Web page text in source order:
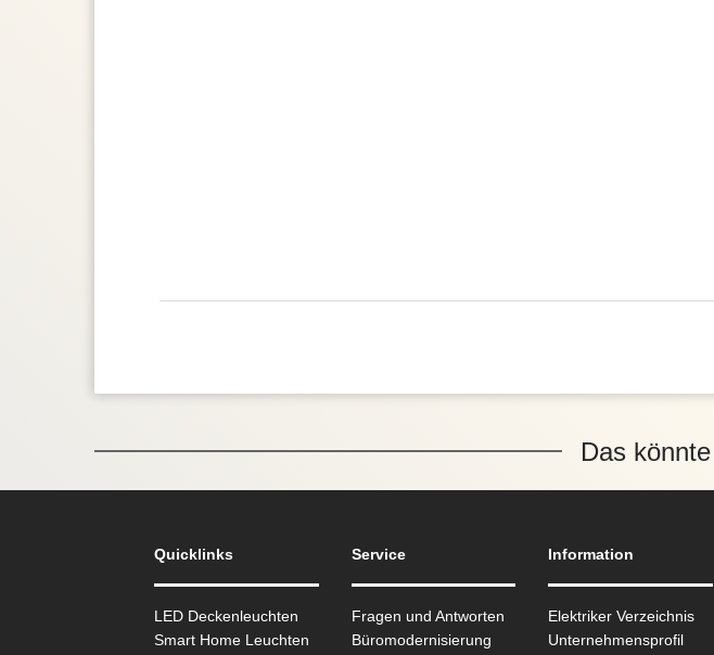
Das
Quicklinks
LED Deckenleuchten
Smart Home Leuchten
Service
Fragen und Antworten
Büromodernisierung
Information
Elektriker Verzeichnis
Unternehmensprofil